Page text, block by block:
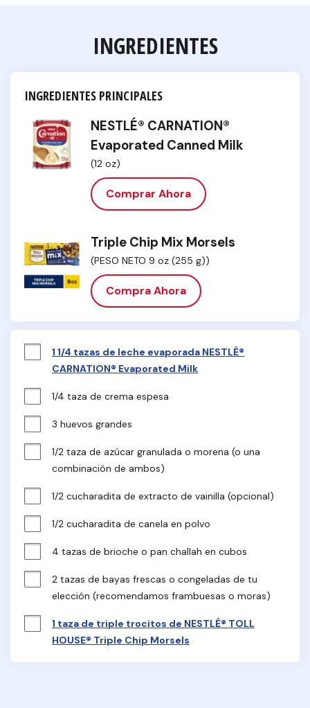
INGREDIENTES
INGREDIENTES PRINCIPALES
NESTLÉ® CARNATION®
Evaporated Canned Milk
(12 oz)
Comprar Ahora
Triple Chip Mix Morsels
(PESO NETO 9 oz (255 g))
Compra Ahora
1 1/4 tazas de leche evaporada NESTLÉ®
CARNATION® Evaporated Milk
1/4 taza de crema espesa
3 huevos grandes
1/2 taza de azúcar granulada o morena (o una
combinación de ambos)
1/2 cucharadita de extracto de vainilla (opcional)
1/2 cucharadita de canela en polvo
4 tazas de brioche o pan challah en cubos
2 tazas de bayas frescas o congeladas de tu
elección (recomendamos frambuesas o moras)
1 taza de triple trocitos de NESTLÉ® TOLL
HOUSE® Triple Chip Morsels